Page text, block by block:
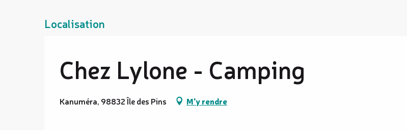
Localisation
Chez Lylone - Camping
Kanuméra, 98832 Île des Pins M'y rendre